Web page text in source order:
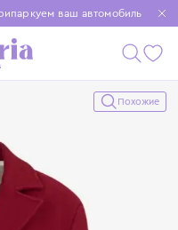
ваш автомобиль
от 15 000 ₽
были еще удобнее
Похожие